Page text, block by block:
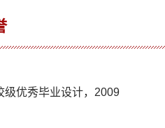
级优秀毕业设计，2009